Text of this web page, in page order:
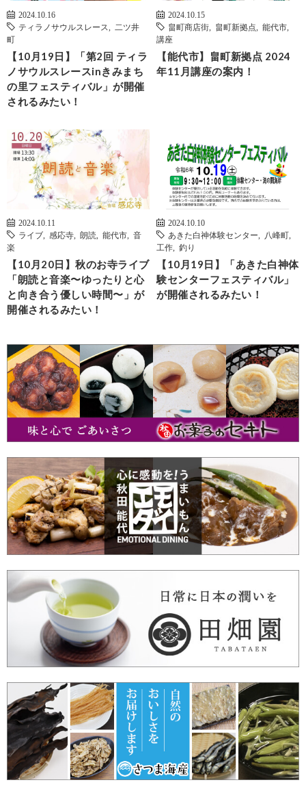
2024.10.16
ティラノサウルスレース
二ツ井
町
【10月19日】「第2回 ティラ
ノサウルスレースinきみまち
の里フェスティバル」が開催
されるみたい！
2024.10.15
畠町商店街
畠町新拠点 能代市
講座
【能代市】畠町新拠点 2024
年11月講座の案内！
2024.10.11
ライブ
感応寺 朗読 能代市
音
楽
【10月20日】秋のお寺ライブ
「朗読と音楽〜ゆったりと心
と向き合う優しい時間〜」が
開催されるみたい！
2024.10.10
あきた白神体験センター
八峰町
工作
釣り
【10月19日】「あきた白神体
験センターフェスティバル」
が開催されるみたい！